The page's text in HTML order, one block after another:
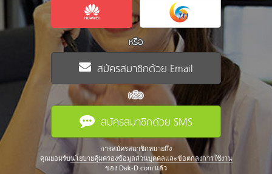
หรือ
สมัครสมาชิกด้วย Email
หรือ
สมัครสมาชิกด้วย SMS
การสมัครสมาชิกหมายถึง
คุณยอมรับนโยบายคุ้มครองข้อมูลส่วนบุคคลและข้อตกลงการใช้งาน
ของ Dek-D.com แล้ว